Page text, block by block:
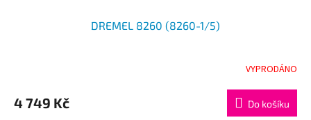
DREMEL 8260 (8260-1/5)
VYPRODÁNO
4 749 Kč Do košíku